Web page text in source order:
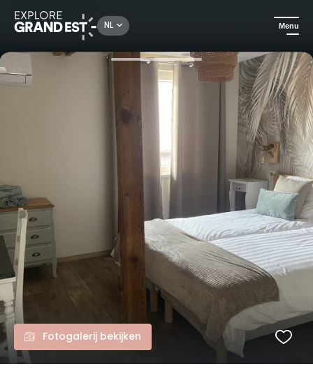
NL Menu
Kijk je ogen uit in de Grand Est Een onvergetelijk verblijf in een voormalige tabaksdrogerij, in het hart van de Elzas, bij Les Loges de Marianne
Fotogalerij bekijken